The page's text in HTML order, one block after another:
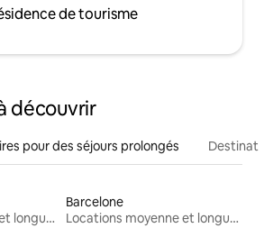
de tourisme
découvrir
pour des séjours prolongés
Locations moyenne et longue durée
Barcelone
Locations moyenne et longue durée